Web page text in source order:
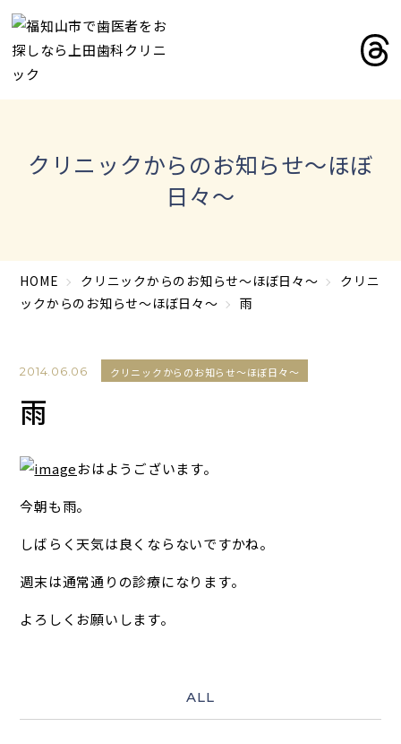
クリニックからのお知らせ～ほぼ
日々～
HOME クリニックからのお知らせ～ほぼ日々～
クリニ
ックからのお知らせ～ほぼ日々～
雨
2014.06.06 クリニックからのお知らせ～ほぼ日々～
雨
おはようございます。
今朝も雨。
しばらく天気は良くならないですかね。
週末は通常通りの診療になります。
よろしくお願いします。
ALL